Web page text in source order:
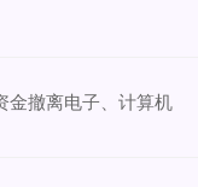
金撤离电子、计算机